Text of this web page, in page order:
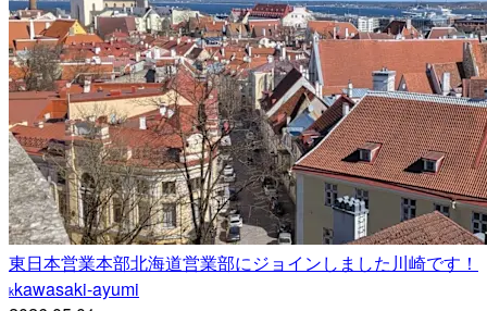
東日本営業本部北海道営業部にジョインしました川崎です！
kkawasaki-ayumi